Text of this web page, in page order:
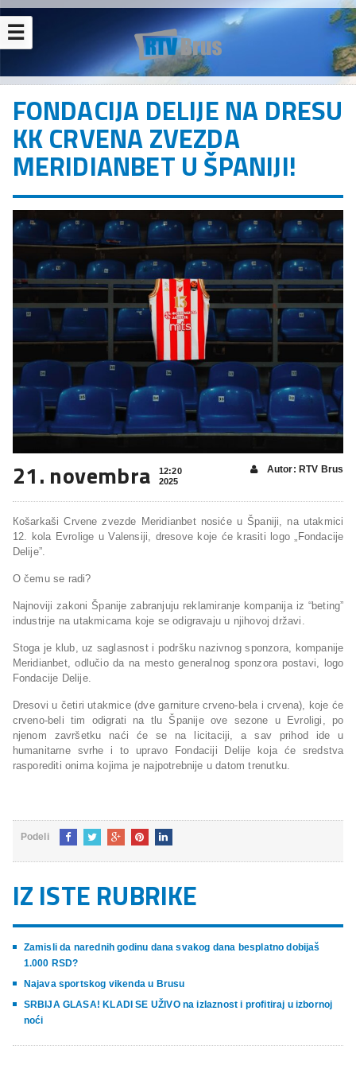
☰
FONDACIJA DELIJE NA DRESU
KK CRVENA ZVEZDA
MERIDIANBET U ŠPANIJI!
21. novembra
12:20
2025
Autor: RTV Brus
Кošarkaši Crvene zvezde Meridianbet nosiće u Španiji, na utakmici
12. kola Evrolige u Valensiji, dresove koje će krasiti logo „Fondacije
Delije”.
O čemu se radi?
Najnoviji zakoni Španije zabranjuju reklamiranje kompanija iz “beting”
industrije na utakmicama koje se odigravaju u njihovoj državi.
Stoga je klub, uz saglasnost i podršku nazivnog sponzora, kompanije
Meridianbet, odlučio da na mesto generalnog sponzora postavi, logo
Fondacije Delije.
Dresovi u četiri utakmice (dve garniture crveno-bela i crvena), koje će
crveno-beli tim odigrati na tlu Španije ove sezone u Evroligi, po
njenom završetku naći će se na licitaciji, a sav prihod ide u
humanitarne svrhe i to upravo Fondaciji Delije koja će sredstva
rasporediti onima kojima je najpotrebnije u datom trenutku.
Podeli
IZ ISTE RUBRIKE
Zamisli da narednih godinu dana svakog dana besplatno dobijaš
1.000 RSD?
Najava sportskog vikenda u Brusu
SRBIJA GLASA! KLADI SE UŽIVO na izlaznost i profitiraj u izbornoj
noći